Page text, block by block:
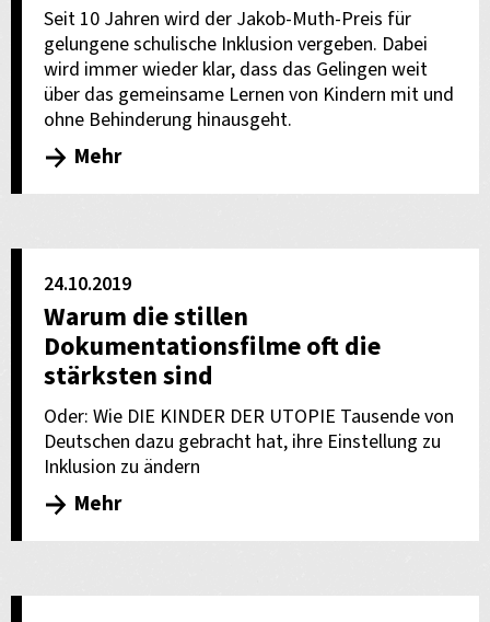
Seit 10 Jahren wird der Jakob-Muth-Preis für
gelungene schulische Inklusion vergeben. Dabei
wird immer wieder klar, dass das Gelingen weit
über das gemeinsame Lernen von Kindern mit und
ohne Behinderung hinausgeht.
Mehr
24.10.2019
Warum die stillen
Dokumentationsfilme oft die
stärksten sind
Oder: Wie DIE KINDER DER UTOPIE Tausende von
Deutschen dazu gebracht hat, ihre Einstellung zu
Inklusion zu ändern
Mehr